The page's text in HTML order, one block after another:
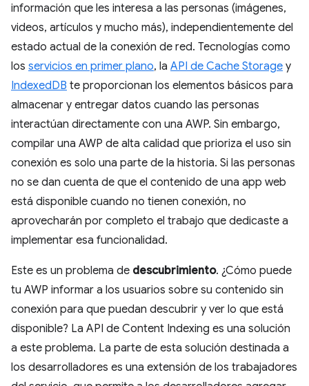
información que les interesa a las personas (imágenes,
videos, artículos y mucho más), independientemente del
estado actual de la conexión de red. Tecnologías como
los servicios en primer plano, la API de Cache Storage y
IndexedDB te proporcionan los elementos básicos para
almacenar y entregar datos cuando las personas
interactúan directamente con una AWP. Sin embargo,
compilar una AWP de alta calidad que prioriza el uso sin
conexión es solo una parte de la historia. Si las personas
no se dan cuenta de que el contenido de una app web
está disponible cuando no tienen conexión, no
aprovecharán por completo el trabajo que dedicaste a
implementar esa funcionalidad.
Este es un problema de descubrimiento. ¿Cómo puede
tu AWP informar a los usuarios sobre su contenido sin
conexión para que puedan descubrir y ver lo que está
disponible? La API de Content Indexing es una solución
a este problema. La parte de esta solución destinada a
los desarrolladores es una extensión de los trabajadores